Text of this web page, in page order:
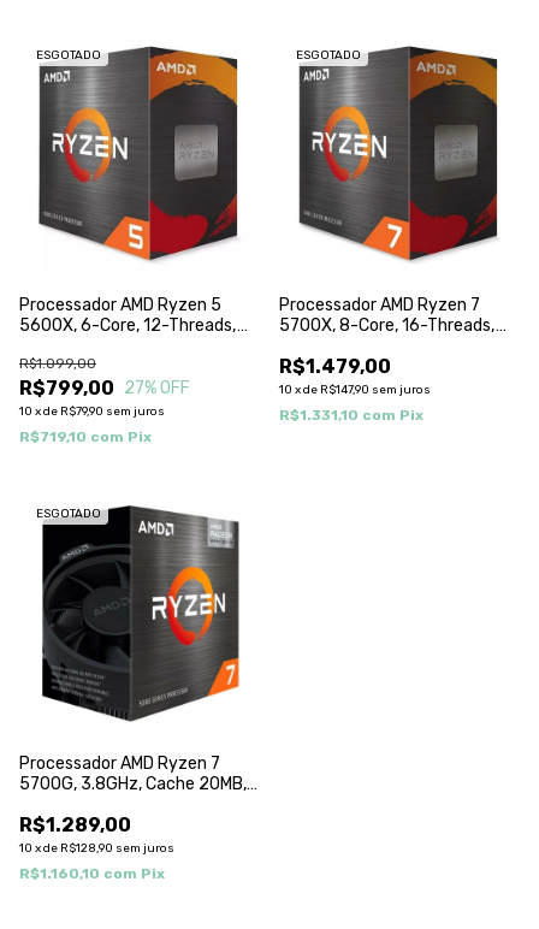
ESGOTADO
Processador AMD Ryzen 5
5600X, 6-Core, 12-Threads,
35Mb, AM4, 100-
100000065BOX
R$799,00
R$1.099,00
27% OFF
10 xde R$79,90 sem juros
R$719,10 com Pix
ESGOTADO
Processador AMD Ryzen 7
5700X, 8-Core, 16-Threads,
36Mb, AM4, 100-
100000926WOF
R$1.479,00
10 xde R$147,90 sem juros
R$1.331,10 com Pix
ESGOTADO
Processador AMD Ryzen 7
5700G, 3.8GHz, Cache 20MB,
Integrado, AM4 -100-
100000263BOX
R$1.289,00
10 xde R$128,90 sem juros
R$1.160,10 com Pix